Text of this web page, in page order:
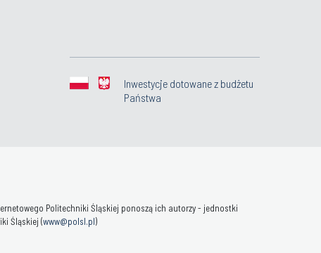
Inwestycje dotowane z budżetu
Państwa
Politechniki Śląskiej ponoszą ich autorzy - jednostki
Śląskiej (www@polsl.pl)